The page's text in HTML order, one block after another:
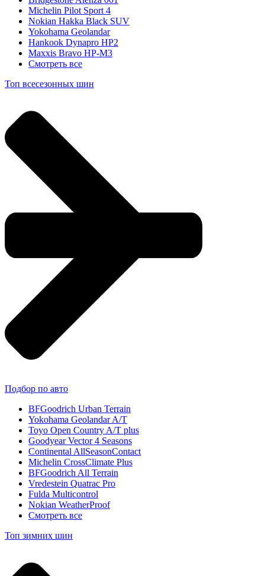
Michelin Pilot Sport 4
Nokian Hakka Black SUV
Yokohama Geolandar
Hankook Dynapro HP2
Maxxis Bravo HP-M3
Смотреть все
Топ всесезонных шин
Подбор по авто
BFGoodrich Urban Terrain
Yokohama Geolandar A/T
Toyo Open Country A/T plus
Goodyear Vector 4 Seasons
Continental AllSeasonContact
Michelin CrossClimate Plus
BFGoodrich All Terrain
Vredestein Quatrac Pro
Fulda Multicontrol
Nokian WeatherProof
Смотреть все
Топ зимних шин